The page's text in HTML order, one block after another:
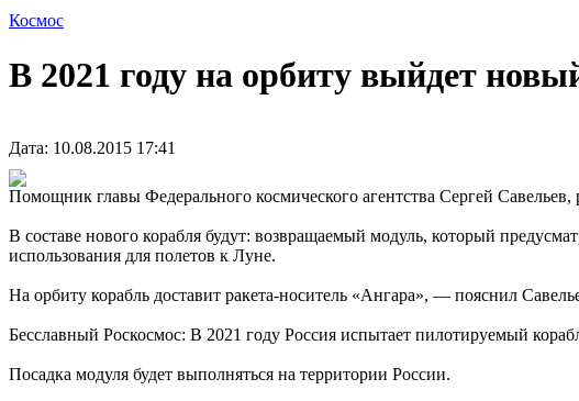
Космос
В 2021 году на орбиту выйдет
Дата: 10.08.2015 17:41
Помощник главы Федерального космического агентства Сергей
В составе нового корабля будут: возвращаемый модуль, который
использования для полетов к Луне.
На орбиту корабль доставит ракета-носитель «Ангара», — пояснил
Бесславный Роскосмос: В 2021 году Россия испытает пилотируемый
Посадка модуля будет выполняться на территории России.